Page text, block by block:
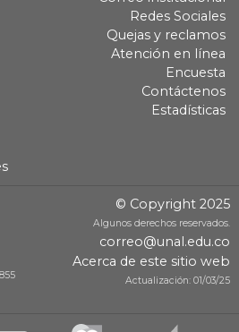
Redes Sociales
Quejas y reclamos
Atención en línea
Encuesta
Contáctenos
Estadísticas
© Copyright 2025
Algunos derechos reservados.
correo@unal.edu.co
Acerca de este sitio web
Actualización: 01/03/25